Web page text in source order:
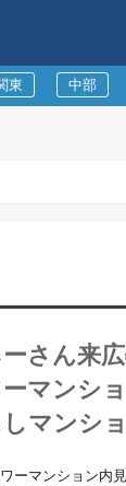
東 中部
ーさん来
マンシ
しマンショ
ーマンション内